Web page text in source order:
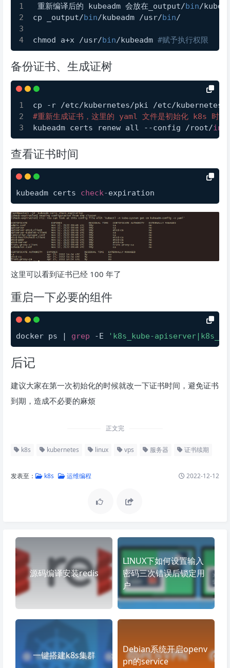
重新编译后的 kubeadm 会放在_output/bin/
cp _output/bin/kubeadm /usr/bin/
chmod a+x /usr/bin/kubeadm #赋予执行权限
备份证书、生成证树
cp -r /etc/kubernetes/pki /etc/kubernetes/
#重新生成证书，这里的 yaml 文件是初始化 k8s 时留
kubeadm certs renew all --config /root/
查看证书时间
kubeadm certs check-expiration
这里可以看到证书已经 100 年了
重启一下必要的组件
docker ps | grep -E 'k8s_kube-
后记
建议大家在第一次初始化的时候就改一下证书时间，避免证书
到期，造成不必要的麻烦
正文完
k8s kubernetes linux vps 服务器 证书续期
发表至： k8s 运维编程 2022-12-12
源码编译安装redis
LINUX下如何设置输入
密码三次错误后锁定用
户
一键搭建k8s集群
Debian系统开启openv
pn的service